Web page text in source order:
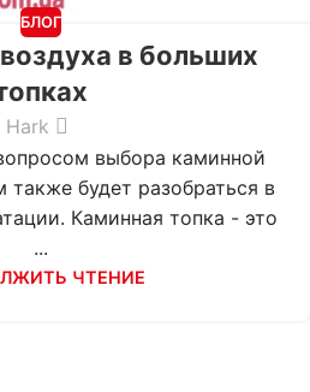
БЛОГ
в больших
Hark
выбора каминной
будет разобраться в
Каминная топка - это
...
ЧТЕНИЕ